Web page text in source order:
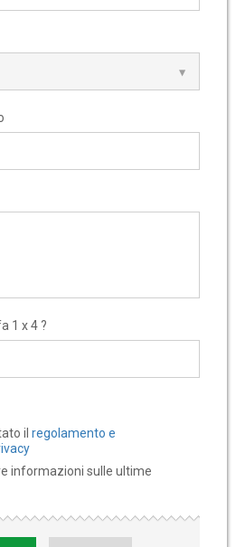
1 x 4 ?
il regolamento e
informazioni sulle ultime